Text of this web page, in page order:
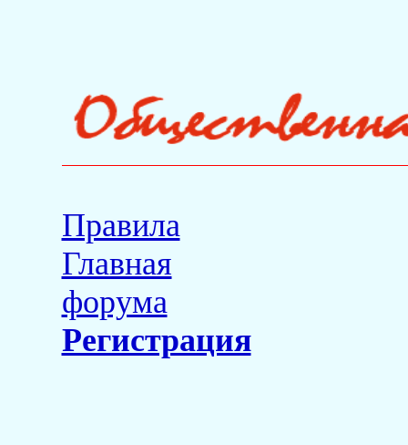
Правила
Главная
форума
Регистрация